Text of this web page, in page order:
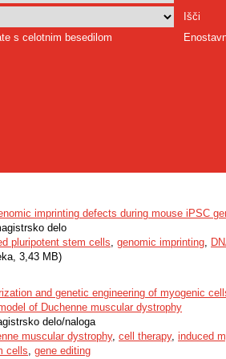
Išči
s celotnim besedilom
imprinting defects during mouse iPSC
delo
pluripotent stem cells, genomic imprinting,
3,43 MB)
and genetic engineering of myogenic
of Duchenne muscular dystrophy
delo/naloga
muscular dystrophy, cell therapy, induced
cells, gene editing